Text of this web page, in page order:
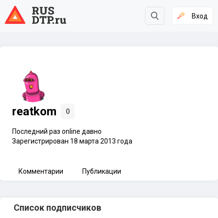
Вход
reatkom 0
Последний раз online давно
Зарегистрирован 18 марта 2013 года
Комментарии Публикации
Список подписчиков